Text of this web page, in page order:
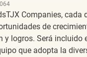
Companies, cada
de
y logros. Será incluido
que adopta la